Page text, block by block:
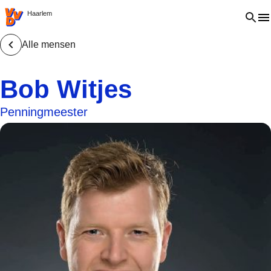
VVD.nl - Ga naar de homepage
Haarlem Open
Alle mensen
Bob Witjes
Penningmeester